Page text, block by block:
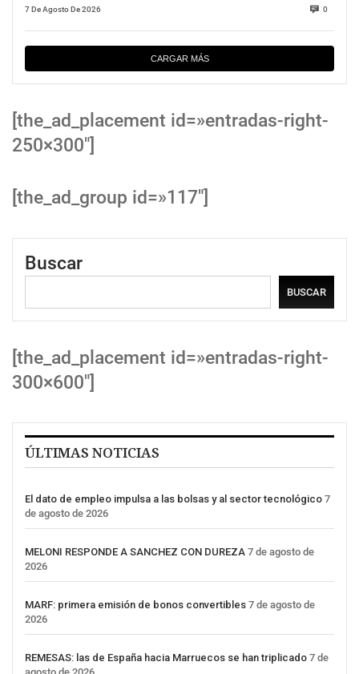
7 De Agosto De 2026 0
CARGAR MÁS
[the_ad_placement id=»entradas-right-
250×300″]
[the_ad_group id=»117″]
Buscar
BUSCAR
[the_ad_placement id=»entradas-right-
300×600″]
ÚLTIMAS NOTICIAS
El dato de empleo impulsa a las bolsas y al sector tecnológico 7
de agosto de 2026
MELONI RESPONDE A SANCHEZ CON DUREZA 7 de agosto de
2026
MARF: primera emisión de bonos convertibles 7 de agosto de
2026
REMESAS: las de España hacia Marruecos se han triplicado 7 de